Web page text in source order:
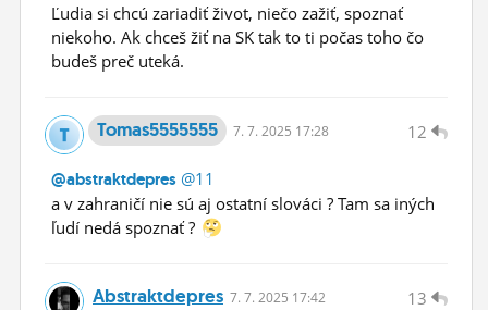
Ľudia si chcú zariadiť život, niečo zažiť, spoznať
niekoho. Ak chceš žiť na SK tak to ti počas toho čo
budeš preč uteká.
12
Tomas5555555 7. 7. 2025 17:28
@abstraktdepres @11
a v zahraničí nie sú aj ostatní slováci ? Tam sa iných
ľudí nedá spoznať ?
13
Abstraktdepres 7. 7. 2025 17:42